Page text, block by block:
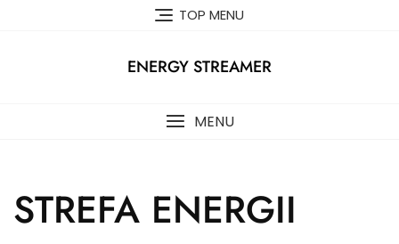
TOP MENU
ENERGY STREAMER
MENU
STREFA ENERGII